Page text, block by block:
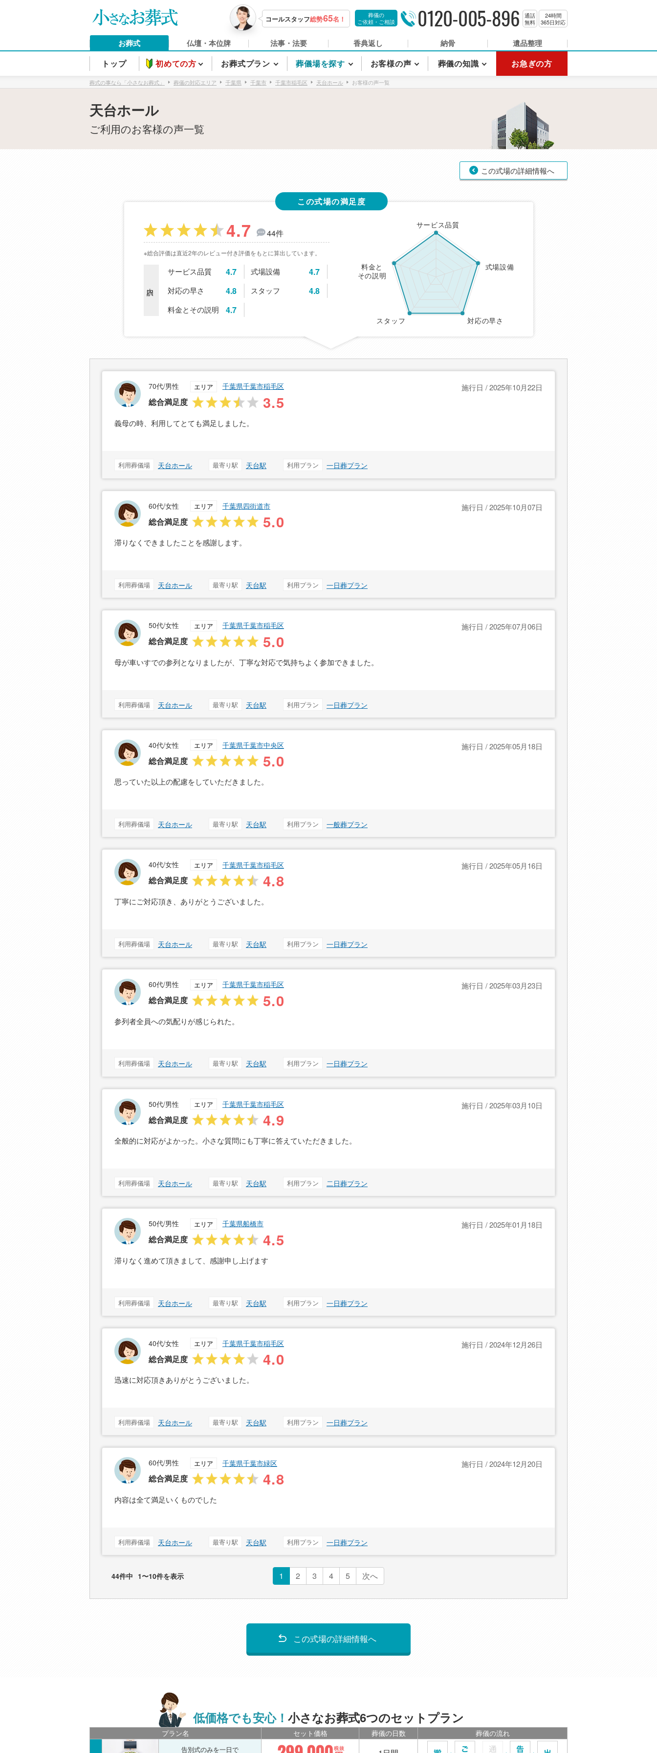
コールスタッフ総勢65名！
葬儀の
ご依頼・ご相談
0120-005-896
通話
無料
24時間
365日対応
お葬式 仏壇・本位牌 法事・法要 香典返し 納骨 遺品整理
トップ 初めての方 お葬式プラン 葬儀場を探す お客様の声 葬儀の知識 お急ぎの方
葬式の事なら「小さなお葬式」 葬儀の対応エリア 千葉県 千葉市 千葉市稲毛区 天台ホール お客様の声一覧
天台ホール
ご利用のお客様の声一覧
この式場の詳細情報へ
この式場の満足度
4.7 44件
※総合評価は直近2年のレビュー付き評価をもとに算出しています。
サービス品質 4.7 式場設備 4.7
対応の早さ 4.8 スタッフ 4.8
料金とその説明 4.7
サービス品質
式場設備
対応の早さ
スタッフ
料金と
その説明
70代/男性 エリア 千葉県千葉市稲毛区
総合満足度 3.5
施行日 / 2025年10月22日
義母の時、利用してとても満足しました。
利用葬儀場 天台ホール 最寄り駅 天台駅 利用プラン 一日葬プラン
60代/女性 エリア 千葉県四街道市
総合満足度 5.0
施行日 / 2025年10月07日
滞りなくできましたことを感謝します。
利用葬儀場 天台ホール 最寄り駅 天台駅 利用プラン 一日葬プラン
50代/女性 エリア 千葉県千葉市稲毛区
総合満足度 5.0
施行日 / 2025年07月06日
母が車いすでの参列となりましたが、丁寧な対応で気持ちよく参加できました。
利用葬儀場 天台ホール 最寄り駅 天台駅 利用プラン 一日葬プラン
40代/女性 エリア 千葉県千葉市中央区
総合満足度 5.0
施行日 / 2025年05月18日
思っていた以上の配慮をしていただきました。
利用葬儀場 天台ホール 最寄り駅 天台駅 利用プラン 一般葬プラン
40代/女性 エリア 千葉県千葉市稲毛区
総合満足度 4.8
施行日 / 2025年05月16日
丁寧にご対応頂き、ありがとうございました。
利用葬儀場 天台ホール 最寄り駅 天台駅 利用プラン 一日葬プラン
60代/男性 エリア 千葉県千葉市稲毛区
総合満足度 5.0
施行日 / 2025年03月23日
参列者全員への気配りが感じられた。
利用葬儀場 天台ホール 最寄り駅 天台駅 利用プラン 一日葬プラン
50代/男性 エリア 千葉県千葉市稲毛区
総合満足度 4.9
施行日 / 2025年03月10日
全般的に対応がよかった。小さな質問にも丁寧に答えていただきました。
利用葬儀場 天台ホール 最寄り駅 天台駅 利用プラン 二日葬プラン
50代/男性 エリア 千葉県船橋市
総合満足度 4.5
施行日 / 2025年01月18日
滞りなく進めて頂きまして、感謝申し上げます
利用葬儀場 天台ホール 最寄り駅 天台駅 利用プラン 一日葬プラン
40代/女性 エリア 千葉県千葉市稲毛区
総合満足度 4.0
施行日 / 2024年12月26日
迅速に対応頂きありがとうございました。
利用葬儀場 天台ホール 最寄り駅 天台駅 利用プラン 一日葬プラン
60代/男性 エリア 千葉県千葉市緑区
総合満足度 4.8
施行日 / 2024年12月20日
内容は全て満足いくものでした
利用葬儀場 天台ホール 最寄り駅 天台駅 利用プラン 一日葬プラン
1 2 3 4 5 次へ
44件中 1〜10件を表示
この式場の詳細情報へ
低価格でも安心！ 小さなお葬式6つのセットプラン
プラン名 セット価格 葬儀の日数 葬儀の流れ
告別式のみを一日で 税抜